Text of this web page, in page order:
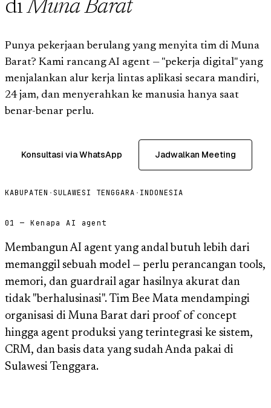
diMuna Barat
Punya pekerjaan berulang yang menyita tim di Muna
Barat? Kami rancang AI agent — "pekerja digital" yang
menjalankan alur kerja lintas aplikasi secara mandiri,
24 jam, dan menyerahkan ke manusia hanya saat
benar-benar perlu.
Konsultasi via WhatsApp Jadwalkan Meeting
KABUPATEN · SULAWESI TENGGARA · INDONESIA
01 — Kenapa AI agent
Membangun AI agent yang andal butuh lebih dari
memanggil sebuah model — perlu perancangan tools,
memori, dan guardrail agar hasilnya akurat dan
tidak "berhalusinasi". Tim Bee Mata mendampingi
organisasi di Muna Barat dari proof of concept
hingga agent produksi yang terintegrasi ke sistem,
CRM, dan basis data yang sudah Anda pakai di
Sulawesi Tenggara.